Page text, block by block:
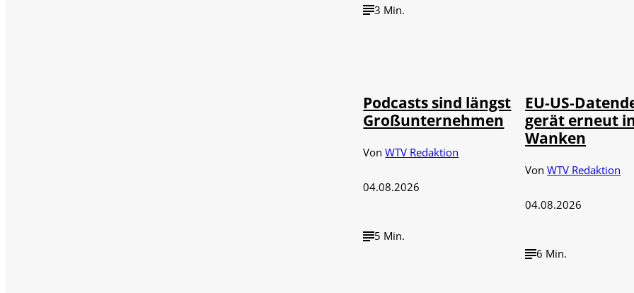
3 Min.
Podcasts sind längst
Großunternehmen
VonWTV Redaktion
04.08.2026
5 Min.
EU-US-
gerät erneut
Wanken
VonWTV Redaktion
04.08.2026
6 Min.